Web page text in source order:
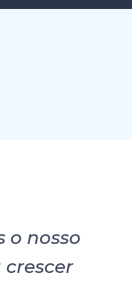
o nosso
crescer